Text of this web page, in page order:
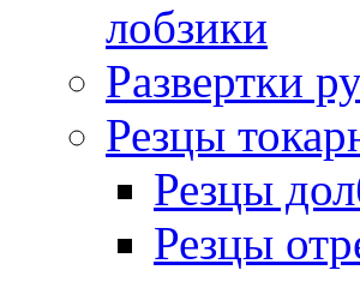
лобзики
Развертки
Резцы
Резцы
Резцы